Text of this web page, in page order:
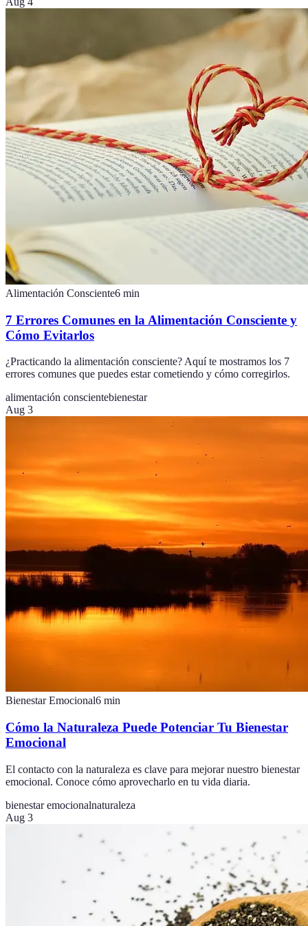
Alimentación Consciente6 min
7 Errores Comunes en la Alimentación Consciente y
Cómo Evitarlos
¿Practicando la alimentación consciente? Aquí te mostramos los 7
errores comunes que puedes estar cometiendo y cómo corregirlos.
alimentación conscientebienestar
Aug 3
Bienestar Emocional6 min
Cómo la Naturaleza Puede Potenciar Tu Bienestar
Emocional
El contacto con la naturaleza es clave para mejorar nuestro bienestar
emocional. Conoce cómo aprovecharlo en tu vida diaria.
bienestar emocionalnaturaleza
Aug 3